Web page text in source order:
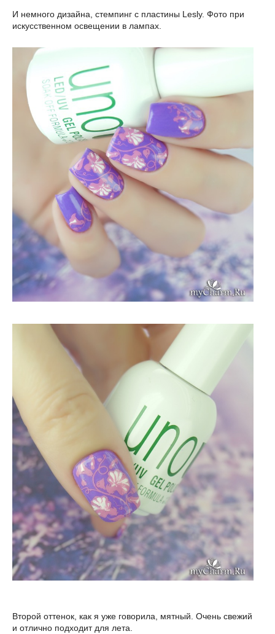
И немного дизайна, стемпинг с пластины Lesly. Фото при
искусственном освещении в лампах.
Второй оттенок, как я уже говорила, мятный. Очень свежий
и отлично подходит для лета.